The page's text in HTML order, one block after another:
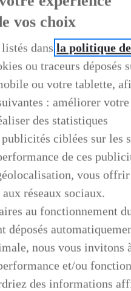
D'OCCASION
LES VOITURES
LEXUS PREFERENCE
BUSINESS
FINANCEMENT
PROFESSIONNELS
vos choix
listés dansla politique
ou traceurs déposés
ou votre tablette,
: améliorer votre
des statistiques
ciblées sur les
de ces
vous offrir
réseaux sociaux.
au fonctionnement
déposés
nous vous invitons
et/ou
des informations